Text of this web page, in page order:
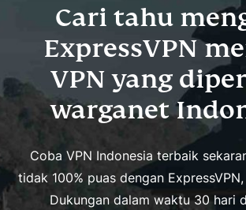
Cari tahu
ExpressVPN
VPN yang
warganet
Coba VPN Indonesia terbaik
tidak 100% puas dengan
Dukungan dalam waktu 30 hari